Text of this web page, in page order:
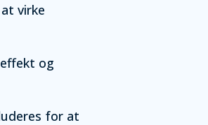
virke
og
for at